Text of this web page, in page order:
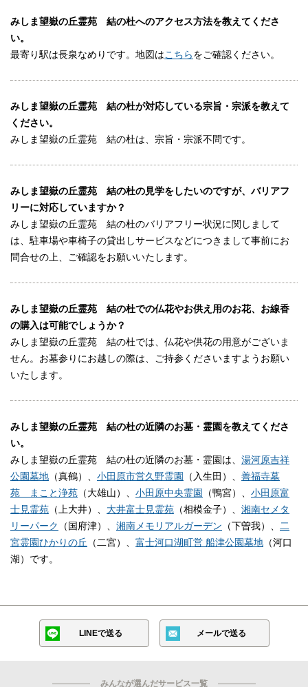
みしま望嶽の丘霊苑 結の杜へのアクセス方法を教えてくださ
い。
最寄り駅は長泉なめりです。地図はこちらをご確認ください。
みしま望嶽の丘霊苑 結の杜が対応している宗旨・宗派を教えて
ください。
みしま望嶽の丘霊苑 結の杜は、宗旨・宗派不問です。
みしま望嶽の丘霊苑 結の杜の見学をしたいのですが、バリアフ
リーに対応していますか？
みしま望嶽の丘霊苑 結の杜のバリアフリー状況に関しまして
は、駐車場や車椅子の貸出しサービスなどにつきまして事前にお
問合せの上、ご確認をお願いいたします。
みしま望嶽の丘霊苑 結の杜での仏花やお供え用のお花、お線香
の購入は可能でしょうか？
みしま望嶽の丘霊苑 結の杜では、仏花や供花の用意がございま
せん。お墓参りにお越しの際は、ご持参くださいますようお願い
いたします。
みしま望嶽の丘霊苑 結の杜の近隣のお墓・霊園を教えてくださ
い。
みしま望嶽の丘霊苑 結の杜の近隣のお墓・霊園は、 湯河原吉祥
公園墓地 （真鶴）、 小田原市営久野霊園 （入生田）、 善福寺墓
苑 まこと浄苑 （大雄山）、 小田原中央霊園 （鴨宮）、 小田原富
士見霊苑 （上大井）、 大井富士見霊苑 （相模金子）、 湘南セメタ
リーパーク
（国府津）、 湘南メモリアルガーデン （下曽我）、
二
宮霊園ひかりの丘 （二宮）、 富士河口湖町営 船津公園墓地 （河口
湖）です。
LINEで送る メールで送る
みんなが選んだサービス一覧